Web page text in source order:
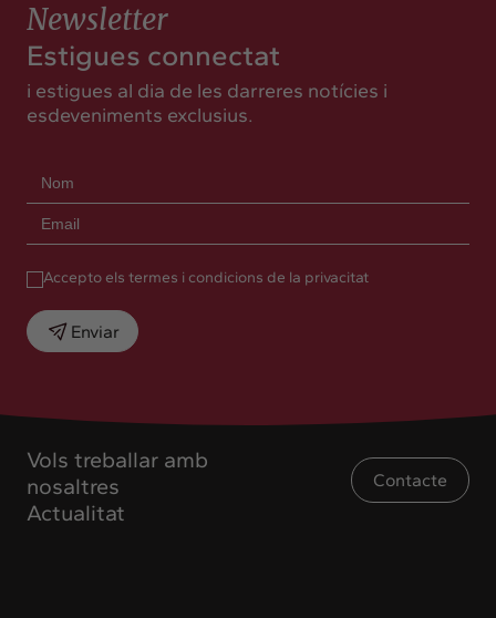
Vols treballar amb
nosaltres
Actualitat
Contacte
Newsletter
Estigues connectat
i estigues al dia de les darreres notícies i
esdeveniments exclusius.
Accepto els termes i condicions de la privacitat
Enviar